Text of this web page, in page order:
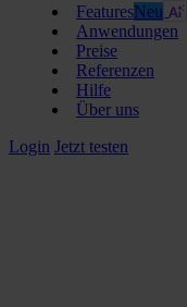
FeaturesNeu
Anwendungen
Preise
Referenzen
Hilfe
Über uns
Login Jetzt testen